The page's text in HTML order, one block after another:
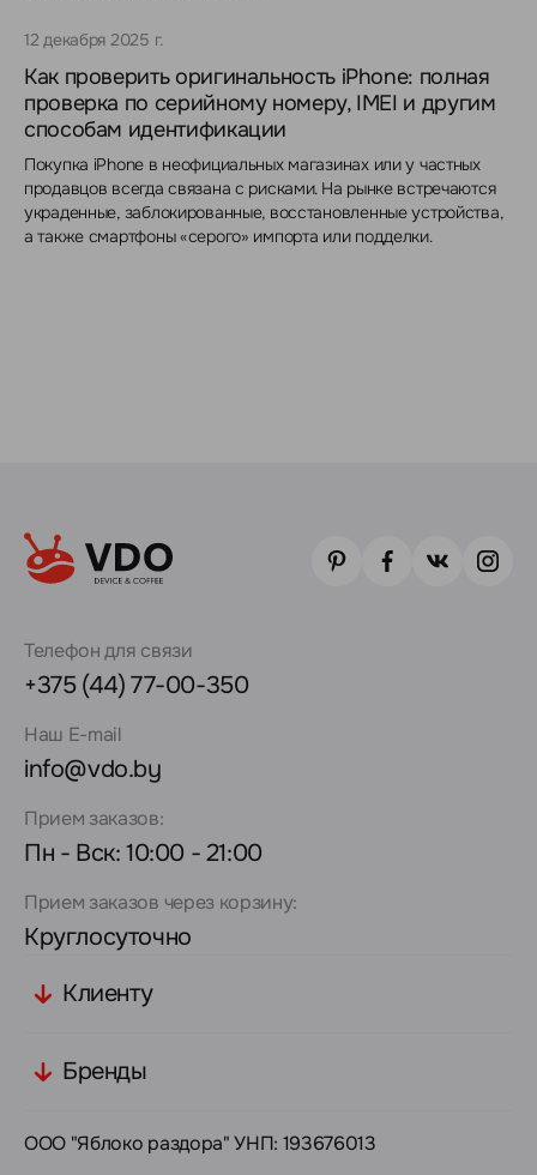
12 декабря 2025 г.
Как проверить оригинальность iPhone: полная
проверка по серийному номеру, IMEI и другим
способам идентификации
Покупка iPhone в неофициальных магазинах или у частных
продавцов всегда связана с рисками. На рынке встречаются
украденные, заблокированные, восстановленные устройства,
а также смартфоны «серого» импорта или подделки.
Телефон для связи
+375 (44) 77-00-350
Наш E-mail
info@vdo.by
Прием заказов:
Пн - Вск: 10:00 - 21:00
Прием заказов через корзину:
Круглосуточно
Клиенту
Бренды
ООО "Яблоко раздора" УНП: 193676013